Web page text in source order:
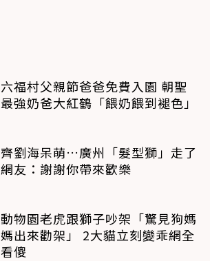
六福村父親節爸爸免費入園 朝聖
最強奶爸大紅鶴「餵奶餵到褪色」
齊劉海呆萌…廣州「髮型獅」走了
網友：謝謝你帶來歡樂
動物園老虎跟獅子吵架「驚見狗媽
媽出來勸架」 2大貓立刻變乖網全
看傻